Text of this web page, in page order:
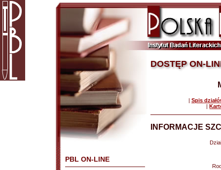
PBL ON-LINE
DOSTĘP ON-
| Spis
|
INFORMACJE